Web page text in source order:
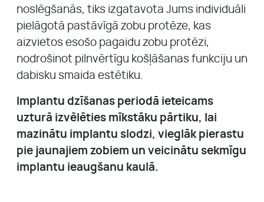
noslēgšanās, tiks izgatavota Jums individuāli
pielāgotā pastāvīgā zobu protēze, kas
aizvietos esošo pagaidu zobu protēzi,
nodrošinot pilnvērtīgu košļāšanas funkciju un
dabisku smaida estētiku.
Implantu dzīšanas periodā ieteicams
uzturā izvēlēties mīkstāku pārtiku, lai
mazinātu implantu slodzi, vieglāk pierastu
pie jaunajiem zobiem un veicinātu sekmīgu
implantu ieaugšanu kaulā.